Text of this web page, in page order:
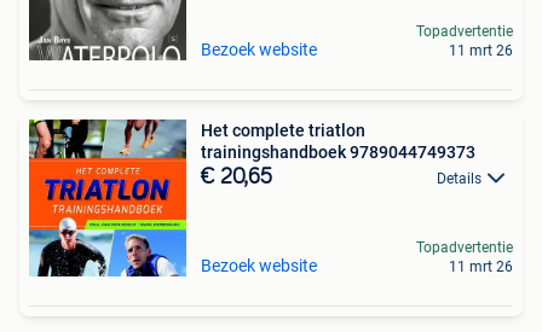
Bezoek website
Topadvertentie
11 mrt 26
Het complete triatlon
trainingshandboek 9789044749373
€ 20,65 Details
Bezoek website
Topadvertentie
11 mrt 26